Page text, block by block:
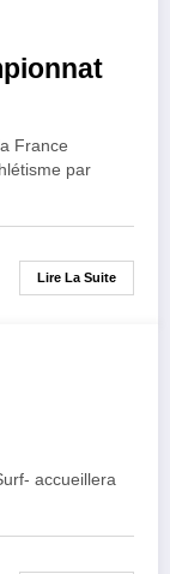
France
par
Lire La Suite
accueillera